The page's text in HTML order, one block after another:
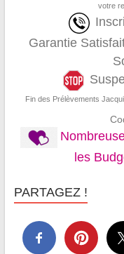
votre
Garantie
Fin des Prélèvements
les
PARTAGEZ !